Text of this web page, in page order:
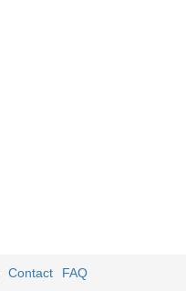
Contact FAQ